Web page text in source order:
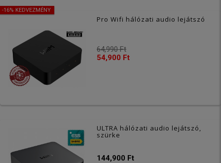
-16% KEDVEZMÉNY
Pro Wifi hálózati audio lejátszó
64,990 Ft
54,900 Ft
ULTRA hálózati audio lejátszó,
szürke
144,900 Ft